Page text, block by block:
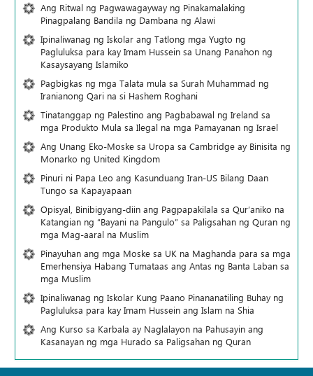
Ang Ritwal ng Pagwawagayway ng Pinakamalaking
Pinagpalang Bandila ng Dambana ng Alawi
Ipinaliwanag ng Iskolar ang Tatlong mga Yugto ng
Pagluluksa para kay Imam Hussein sa Unang Panahon ng
Kasaysayang Islamiko
Pagbigkas ng mga Talata mula sa Surah Muhammad ng
Iranianong Qari na si Hashem Roghani
Tinatanggap ng Palestino ang Pagbabawal ng Ireland sa
mga Produkto Mula sa Ilegal na mga Pamayanan ng Israel
Ang Unang Eko-Moske sa Uropa sa Cambridge ay Binisita ng
Monarko ng United Kingdom
Pinuri ni Papa Leo ang Kasunduang Iran-US Bilang Daan
Tungo sa Kapayapaan
Opisyal, Binibigyang-diin ang Pagpapakilala sa Qur’aniko na
Katangian ng “Bayani na Pangulo” sa Paligsahan ng Quran ng
mga Mag-aaral na Muslim
Pinayuhan ang mga Moske sa UK na Maghanda para sa mga
Emerhensiya Habang Tumataas ang Antas ng Banta Laban sa
mga Muslim
Ipinaliwanag ng Iskolar Kung Paano Pinananatiling Buhay ng
Pagluluksa para kay Imam Hussein ang Islam na Shia
Ang Kurso sa Karbala ay Naglalayon na Pahusayin ang
Kasanayan ng mga Hurado sa Paligsahan ng Quran